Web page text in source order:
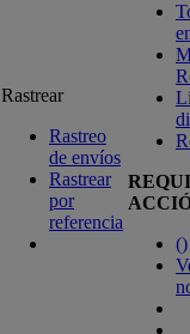
Rastrear
Rastreo
de envíos
Rastrear
por
referencia
()